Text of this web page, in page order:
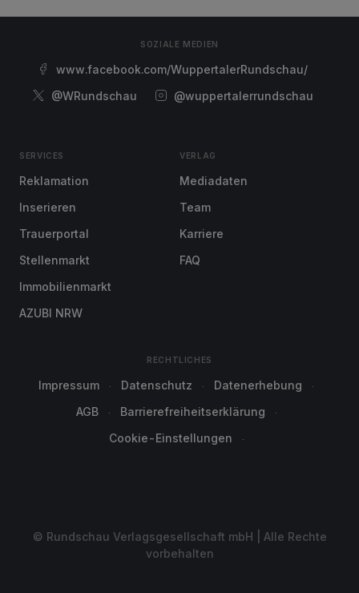
SOZIALE MEDIEN
www.facebook.com/WuppertalerRundschau/
@WRundschau
@wuppertalerrundschau
SERVICES
Reklamation
Inserieren
Trauerportal
Stellenmarkt
Immobilienmarkt
AZUBI NRW
VERLAG
Mediadaten
Team
Karriere
FAQ
RECHTLICHES
Impressum Datenschutz
Datenerhebung
AGB
Barrierefreiheitserklärung
Cookie-Einstellungen
© Rundschau Verlagsgesellschaft mbH | Alle Rechte
vorbehalten